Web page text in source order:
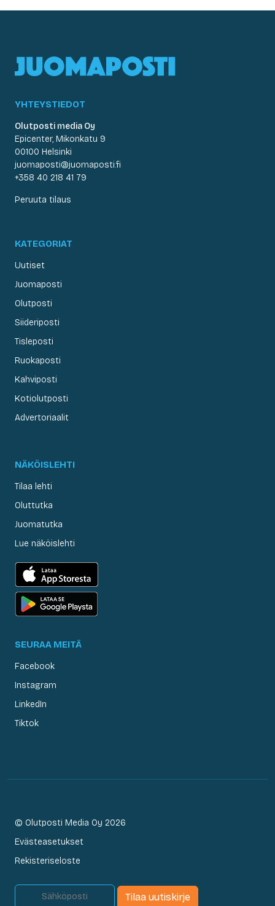
YHTEYSTIEDOT
Olutposti media Oy
Epicenter, Mikonkatu 9
00100 Helsinki
juomaposti@juomaposti.fi
+358 40 218 41 79
Peruuta tilaus
KATEGORIAT
Uutiset
Juomaposti
Olutposti
Siideriposti
Tisleposti
Ruokaposti
Kahviposti
Kotiolutposti
Advertoriaalit
NÄKÖISLEHTI
Tilaa lehti
Oluttutka
Juomatutka
Lue näköislehti
SEURAA MEITÄ
Facebook
Instagram
LinkedIn
Tiktok
© Olutposti Media Oy 2026
Evästeasetukset
Rekisteriseloste
Tilaa uutiskirje